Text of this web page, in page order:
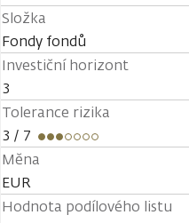
Složka
Fondy fondů
Investiční horizont
3
Tolerance rizika
3 / 7
Měna
EUR
Hodnota podílového listu